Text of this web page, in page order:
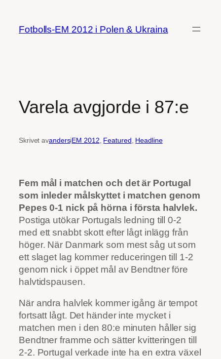
innehåll
Fotbolls-EM 2012 i Polen & Ukraina
Varela avgjorde i 87:e
Skrivet avandersiEM 2012 Featured Headline
Fem mål i matchen och det är Portugal
som inleder målskyttet i matchen genom
Pepes 0-1 nick på hörna i första halvlek.
Postiga utökar Portugals ledning till 0-2
med ett snabbt skott efter lågt inlägg från
höger. När Danmark som mest såg ut som
ett slaget lag kommer reduceringen till 1-2
genom nick i öppet mål av Bendtner före
halvtidspausen.
När andra halvlek kommer igång är tempot
fortsatt lågt. Det händer inte mycket i
matchen men i den 80:e minuten håller sig
Bendtner framme och sätter kvitteringen till
2-2. Portugal verkade inte ha en extra växel